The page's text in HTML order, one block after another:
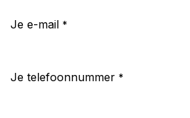
Je e-mail *
Je telefoonnummer *